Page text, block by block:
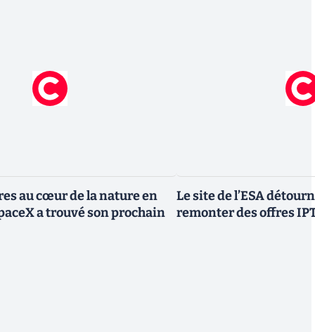
au cœur de la nature en
a trouvé son prochain
Le site de l’ESA
remonter des offres